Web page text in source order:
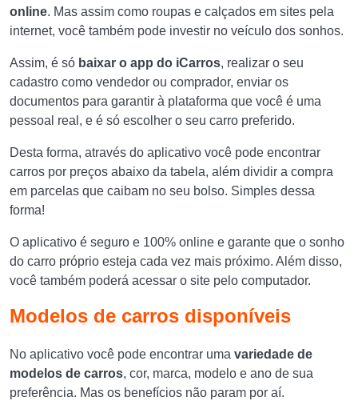
online. Mas assim como roupas e calçados em sites pela
internet, você também pode investir no veículo dos sonhos.
Assim, é só baixar o app do iCarros, realizar o seu
cadastro como vendedor ou comprador, enviar os
documentos para garantir à plataforma que você é uma
pessoal real, e é só escolher o seu carro preferido.
Desta forma, através do aplicativo você pode encontrar
carros por preços abaixo da tabela, além dividir a compra
em parcelas que caibam no seu bolso. Simples dessa
forma!
O aplicativo é seguro e 100% online e garante que o sonho
do carro próprio esteja cada vez mais próximo. Além disso,
você também poderá acessar o site pelo computador.
Modelos de carros disponíveis
No aplicativo você pode encontrar uma variedade de
modelos de carros, cor, marca, modelo e ano de sua
preferência. Mas os benefícios não param por aí.